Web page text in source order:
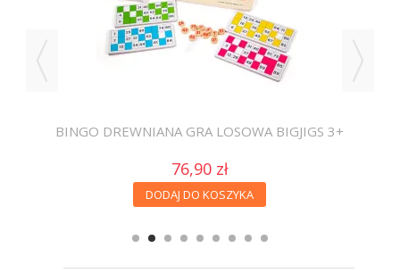
BINGO DREWNIANA GRA LOSOWA BIGJIGS 3+
76,90 zł
DODAJ DO KOSZYKA